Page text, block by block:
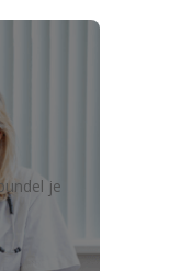
je